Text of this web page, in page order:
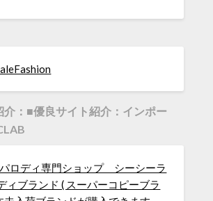
介：■優良サイト紹介：インポー